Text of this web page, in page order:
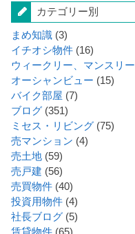
カテゴリー別
まめ知識 (3)
イチオシ物件 (16)
ウィークリー、マンスリー
オーシャンビュー (15)
バイク部屋 (7)
ブログ (351)
ミセス・リビング (75)
売マンション (4)
売土地 (59)
売戸建 (56)
売買物件 (40)
投資用物件 (4)
社長ブログ (5)